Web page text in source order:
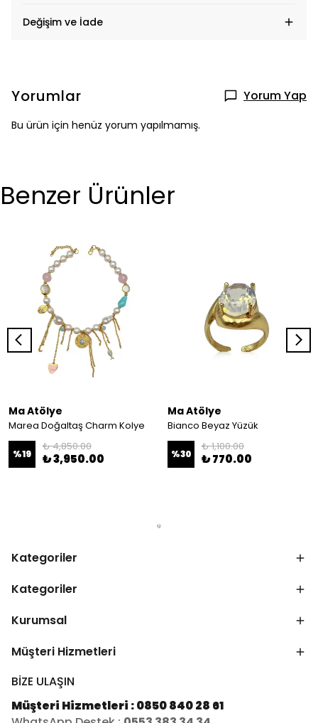
Değişim ve İade
Yorumlar Yorum Yap
Bu ürün için henüz yorum yapılmamış.
Benzer Ürünler
Ma Atölye
Marea Doğaltaş Charm Kolye
%19
₺ 4,850.00
₺ 3,950.00
Ma Atölye
Bianco Beyaz Yüzük
%30
₺ 1,100.00
₺ 770.00
Kategoriler
Kategoriler
Kurumsal
Müşteri Hizmetleri
BİZE ULAŞIN
Müşteri Hizmetleri : 0850 840 28 61